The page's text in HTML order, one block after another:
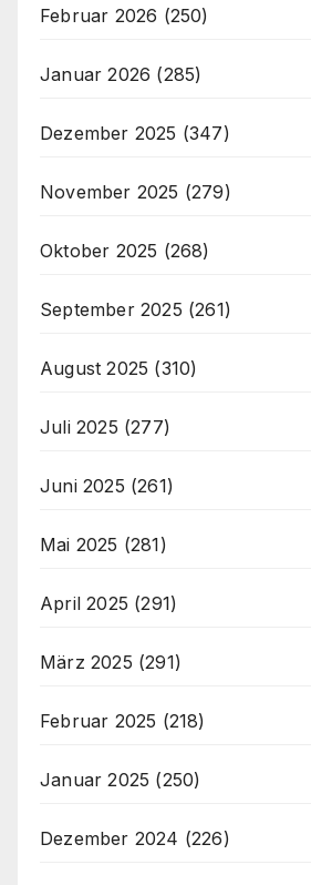
Februar 2026 (250)
Januar 2026 (285)
Dezember 2025 (347)
November 2025 (279)
Oktober 2025 (268)
September 2025 (261)
August 2025 (310)
Juli 2025 (277)
Juni 2025 (261)
Mai 2025 (281)
April 2025 (291)
März 2025 (291)
Februar 2025 (218)
Januar 2025 (250)
Dezember 2024 (226)